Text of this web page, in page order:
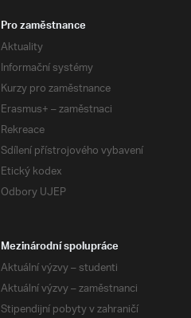
Pro zaměstnance
Aktuality
Informační systémy
Kurzy pro zaměstnance
Erasmus+ – zaměstnaci
Rekreace
Sdílení přístrojového vybavení
Etický kodex
Odbory UJEP
Mezinárodní spolupráce
Aktuální výzvy – studenti
Aktuální výzvy – zaměstnanci
Stipendijní pobyty v zahraničí